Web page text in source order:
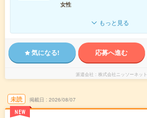
女性
もっと見る
気になる! 応募へ進む
派遣会社 株式会社ニッソーネット
未読
NEW
掲載日 2026/08/07